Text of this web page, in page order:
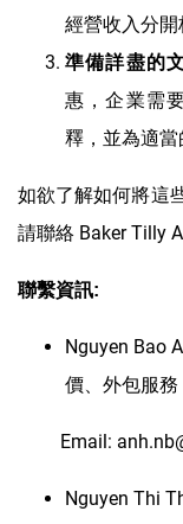
經營收入分開
準備詳盡的
惠，企業需
釋，並為適當
如欲了解如何將這
請聯絡 Baker Tilly
聯繫資訊:
Nguyen Bao
價、外包服務
Email:
Nguyen Thi